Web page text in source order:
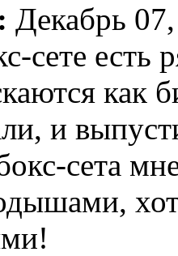
Декабрь
сете есть
как
и
сета